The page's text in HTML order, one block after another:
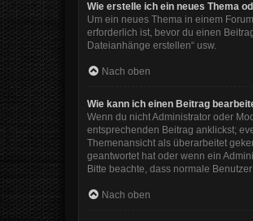
Wie erstelle ich ein neues Thema
Um ein neues Thema in einem
erforderlich ist, bevor du einen
Dateianhänge erstellen“ usw.
Nach oben
Wie kann ich einen Beitrag
Wenn du nicht Administrator oder
entsprechenden Beitrag anklickst;
Themenansicht als überarbeitet
geantwortet hat oder wenn ein
Bitte beachte, dass normale
Nach oben